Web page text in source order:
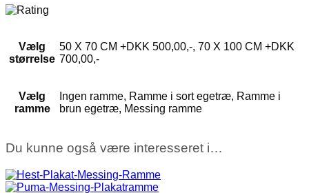
Vælg
størrelse
50 X 70 CM +DKK 500,00,-, 70 X 100 CM +DKK
700,00,-
Vælg
ramme
Ingen ramme, Ramme i sort egetræ, Ramme i
brun egetræ, Messing ramme
Du kunne også være interesseret i…